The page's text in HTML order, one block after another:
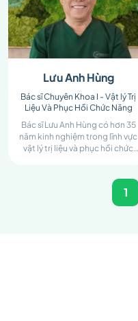
Lưu Anh Hùng
Bác sĩ Chuyên Khoa I - Vật lý Trị
Liệu Và Phục Hồi Chức Năng
Bác sĩ Lưu Anh Hùng có hơn 35
năm kinh nghiệm trong lĩnh vực
vật lý trị liệu và phục hồi chức
1